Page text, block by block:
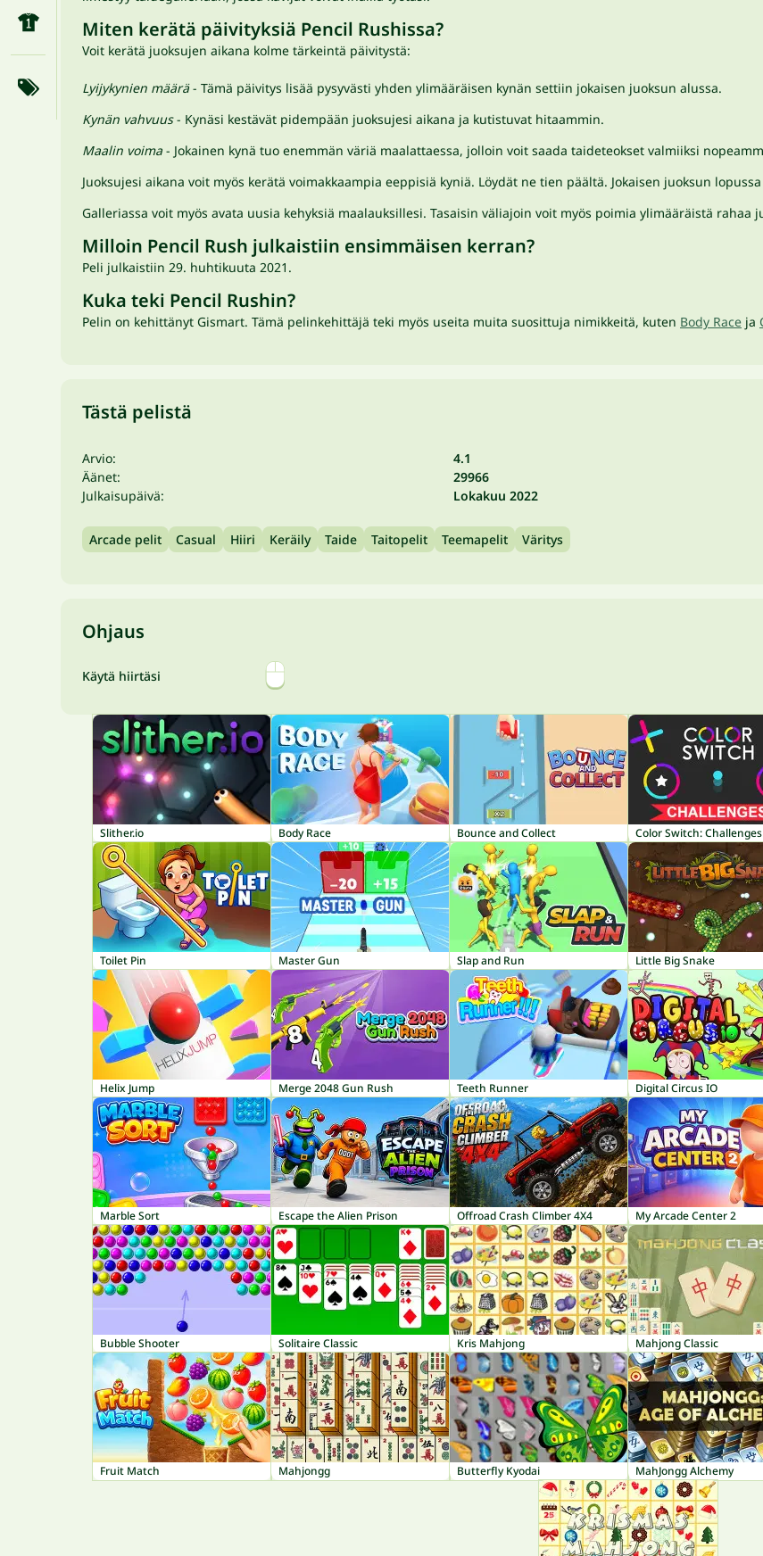
Miten kerätä päivityksiä Pencil Rushissa?
Voit kerätä juoksujen aikana kolme tärkeintä päivitystä:
Lyijykynien määrä- Tämä päivitys lisää pysyvästi yhden ylimääräisen kynän settiin jokaisen juoksun alussa.
Kynän vahvuus- Kynäsi kestävät pidempään juoksujesi aikana ja kutistuvat hitaammin.
Maalin voima - Jokainen kynä tuo enemmän väriä maalattaessa, jolloin voit saada taideteokset valmiiksi
Juoksujesi aikana voit myös kerätä voimakkaampia eeppisiä kyniä. Löydät ne tien päältä. Jokaisen juoksun
Galleriassa voit myös avata uusia kehyksiä maalauksillesi. Tasaisin väliajoin voit myös poimia ylimääräistä
Milloin Pencil Rush julkaistiin ensimmäisen kerran?
Peli julkaistiin 29. huhtikuuta 2021.
Kuka teki Pencil Rushin?
Pelin on kehittänyt Gismart. Tämä pelinkehittäjä teki myös useita muita suosittuja nimikkeitä, kuten Body Race ja
Tästä pelistä
Arvio:
4.1
Äänet:
29966
Julkaisupäivä:
Lokakuu 2022
Arcade pelit Casual Hiiri Keräily Taide Taitopelit Teemapelit Väritys
Ohjaus
Käytä hiirtäsi
Slither.io Body Race Bounce and Collect Color Switch: Challenges
Toilet Pin Master Gun Slap and Run Little Big Snake
Helix Jump Merge 2048 Gun Rush Teeth Runner Digital Circus IO
Marble Sort Escape the Alien Prison Offroad Crash Climber 4X4 My Arcade Center 2
Bubble Shooter Solitaire Classic Kris Mahjong Mahjong Classic
Fruit Match Mahjongg Butterfly Kyodai MahJongg Alchemy